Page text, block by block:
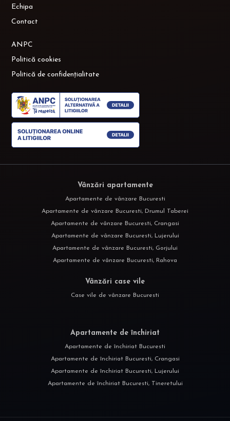
Echipa
Contact
ANPC
Politică cookies
Politică de confidențialitate
Vânzări apartamente
Apartamente de vânzare Bucuresti
Apartamente de vânzare Bucuresti, Drumul Taberei
Apartamente de vânzare Bucuresti, Crangasi
Apartamente de vânzare Bucuresti, Lujerului
Apartamente de vânzare Bucuresti, Gorjului
Apartamente de vânzare Bucuresti, Rahova
Vânzări case vile
Case vile de vânzare Bucuresti
Apartamente de închiriat
Apartamente de închiriat Bucuresti
Apartamente de închiriat Bucuresti, Crangasi
Apartamente de închiriat Bucuresti, Lujerului
Apartamente de închiriat Bucuresti, Tineretului